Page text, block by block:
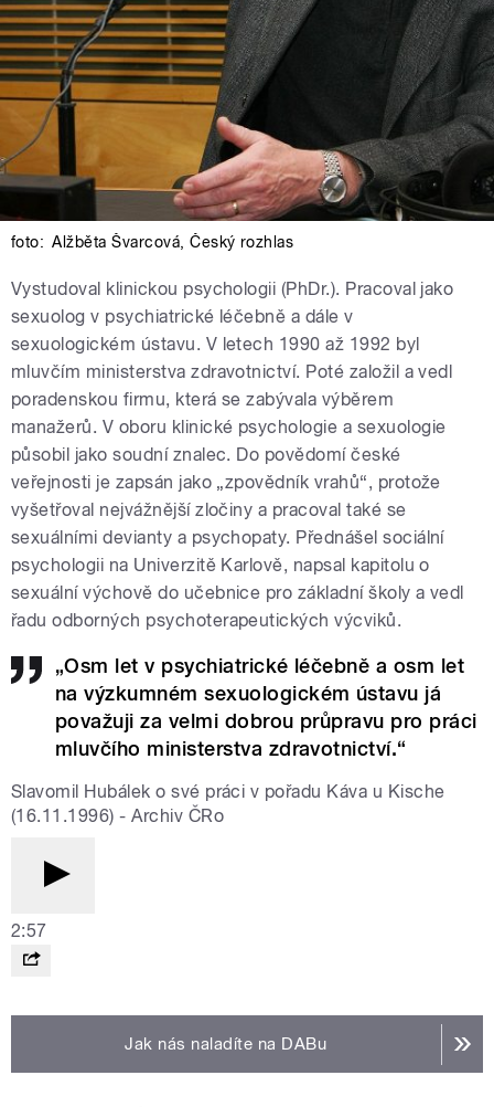
foto: Alžběta Švarcová,Český rozhlas
Vystudoval klinickou psychologii (PhDr.). Pracoval jako
sexuolog v psychiatrické léčebně a dále v
sexuologickém ústavu. V letech 1990 až 1992 byl
mluvčím ministerstva zdravotnictví. Poté založil a vedl
poradenskou firmu, která se zabývala výběrem
manažerů. V oboru klinické psychologie a sexuologie
působil jako soudní znalec. Do povědomí české
veřejnosti je zapsán jako „zpovědník vrahů“, protože
vyšetřoval nejvážnější zločiny a pracoval také se
sexuálními devianty a psychopaty. Přednášel sociální
psychologii na Univerzitě Karlově, napsal kapitolu o
sexuální výchově do učebnice pro základní školy a vedl
řadu odborných psychoterapeutických výcviků.
„Osm let v psychiatrické léčebně a osm let
na výzkumném sexuologickém ústavu já
považuji za velmi dobrou průpravu pro práci
mluvčího ministerstva zdravotnictví.“
Slavomil Hubálek o své práci v pořadu Káva u Kische
(16.11.1996) - Archiv ČRo
2:57
Jak nás naladíte na DABu